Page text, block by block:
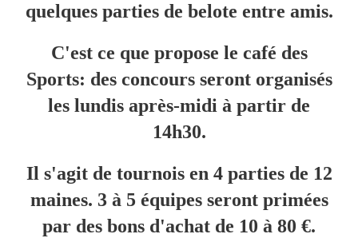
quelques parties de belote entre amis.
C'est ce que propose le café des
Sports: des concours seront organisés
les lundis après-midi à partir de
14h30.
Il s'agit de tournois en 4 parties de 12
maines. 3 à 5 équipes seront primées
par des bons d'achat de 10 à 80 €.